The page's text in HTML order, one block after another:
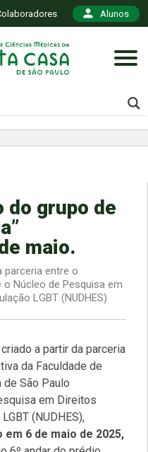
Alunos
do grupo de
maio.
parceria entre o
Núcleo de Pesquisa em
LGBT (NUDHES)
criado a partir da parceria
da Faculdade de
de São Paulo
em Direitos
(NUDHES),
6 de maio de 2025,